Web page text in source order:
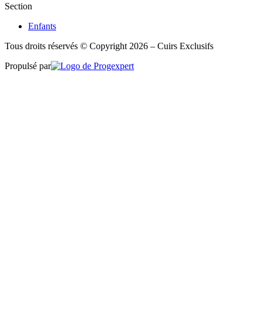
Section
Enfants
Tous droits réservés © Copyright 2026 – Cuirs Exclusifs
Propulsé par